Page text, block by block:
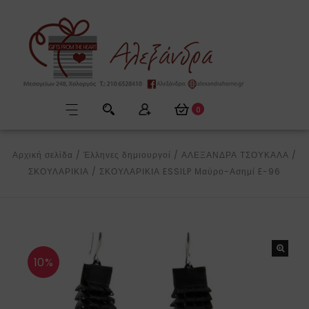
0
Αρχική σελίδα / Έλληνες δημιουργοί / ΑΛΕΞΑΝΔΡΑ ΤΣΟΥΚΑΛΑ /
ΣΚΟΥΛΑΡΙΚΙΑ / ΣΚΟΥΛΑΡΙΚΙΑ ESSILP Μαύρο-Ασημί E-96
10%